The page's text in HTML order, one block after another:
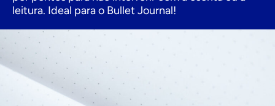
leitura. Ideal para o Bullet Journal!